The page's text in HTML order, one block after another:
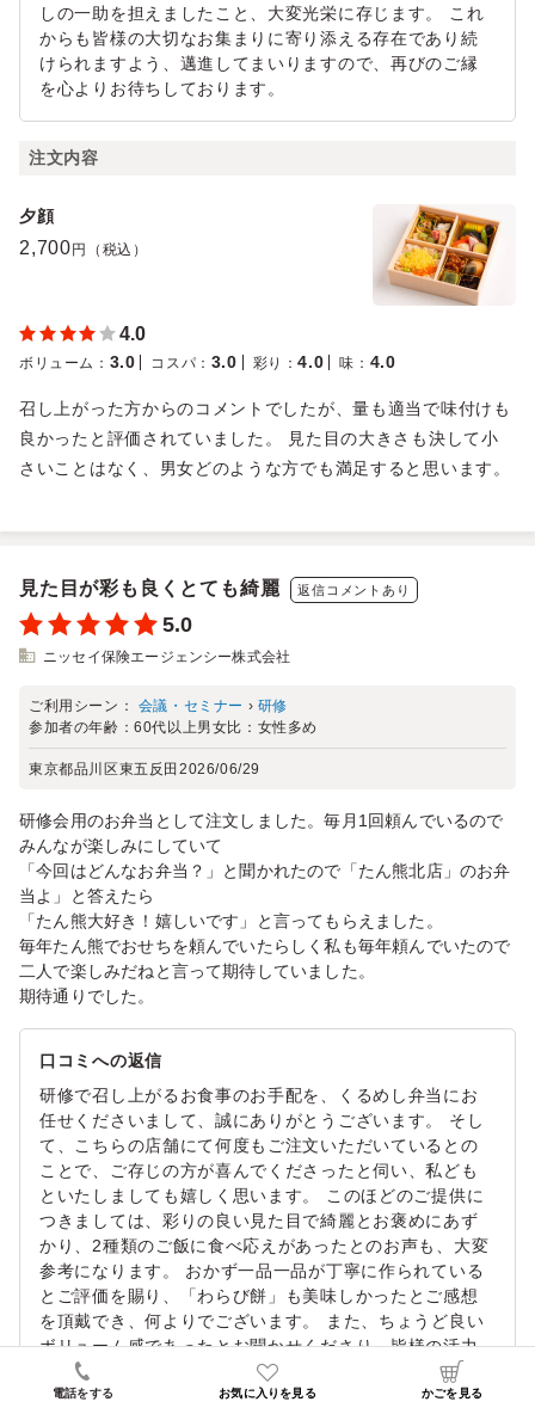
しの一助を担えましたこと、大変光栄に存じます。 これ
からも皆様の大切なお集まりに寄り添える存在であり続
けられますよう、邁進してまいりますので、再びのご縁
を心よりお待ちしております。
注文内容
夕顔
2,700 円（税込）
4.0
ボリューム ： 3.0 コスパ ： 3.0 彩り ：4.0 味 ： 4.0
召し上がった方からのコメントでしたが、量も適当で味付けも
良かったと評価されていました。 見た目の大きさも決して小
さいことはなく、男女どのような方でも満足すると思います。
見た目が彩も良くとても綺麗 返信コメントあり
5.0
ニッセイ保険エージェンシー株式会社
ご利用シーン： 会議・セミナー › 研修
参加者の年齢：60代以上男女比： 女性多め
東京都品川区東五反田 2026/06/29
研修会用のお弁当として注文しました。毎月1回頼んでいるので
みんなが楽しみにしていて
「今回はどんなお弁当？」と聞かれたので「たん熊北店」のお弁
当よ」と答えたら
「たん熊大好き！嬉しいです」と言ってもらえました。
毎年たん熊でおせちを頼んでいたらしく私も毎年頼んでいたので
二人で楽しみだねと言って期待していました。
期待通りでした。
口コミへの返信
研修で召し上がるお食事のお手配を、くるめし弁当にお
任せくださいまして、誠にありがとうございます。 そし
て、こちらの店舗にて何度もご注文いただいているとの
ことで、ご存じの方が喜んでくださったと伺い、私ども
といたしましても嬉しく思います。 このほどのご提供に
つきましては、彩りの良い見た目で綺麗とお褒めにあず
かり、2種類のご飯に食べ応えがあったとのお声も、大変
参考になります。 おかず一品一品が丁寧に作られている
とご評価を賜り、「わらび餅」も美味しかったとご感想
を頂戴でき、何よりでございます。 また、ちょうど良い
ボリューム感であったとお聞かせくださり、皆様の活力
へと繋がりましたら、幸いに存じます。 今後とも末永く
ご愛顧くださいますよう、一同で励んでまいります。 再
電話をする お気に入りを見る かごを見る